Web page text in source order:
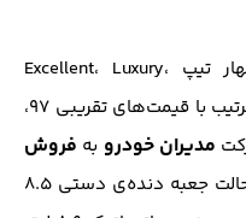
در چهار تیپ Excellent، Luxury،
Excellent Sport و Luxury Sport به ترتیب با قیمت‌های تقریبی ۹۷،
مدیران خودرو به فروش
در حالت جعبه دنده‌ی دستی ۸.۵